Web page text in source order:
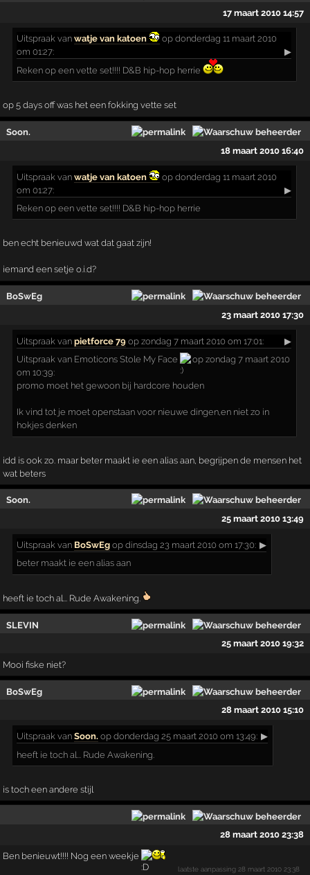
17 maart 2010 14:57
Uitspraak vanwatje van katoen
op donderdag 11 maart 2010
om 01:27:
▶
Reken op een vette set!!!! D&B hip-hop herrie
op 5 days off was het een fokking vette set
Soon.
18 maart 2010 16:40
Uitspraak vanwatje van katoen
op donderdag 11 maart 2010
om 01:27:
▶
Reken op een vette set!!!! D&B hip-hop herrie
ben echt benieuwd wat dat gaat zijn!
iemand een setje o.i.d?
BoSwEg
23 maart 2010 17:30
Uitspraak vanpietforce 79 op zondag 7 maart 2010 om 17:01:
▶
Uitspraak van Emoticons Stole My Face
op zondag 7 maart 2010
om 10:39:
promo moet het gewoon bij hardcore houden
Ik vind tot je moet openstaan voor nieuwe dingen,en niet zo in
hokjes denken
idd is ook zo. maar beter maakt ie een alias aan, begrijpen de mensen het
wat beters
Soon.
25 maart 2010 13:49
Uitspraak van BoSwEg op dinsdag 23 maart 2010 om 17:30: ▶
beter maakt ie een alias aan
heeft ie toch al... Rude Awakening.
SLEVIN
25 maart 2010 19:32
Mooi fiske niet?
BoSwEg
28 maart 2010 15:10
Uitspraak vanSoon. op donderdag 25 maart 2010 om 13:49: ▶
heeft ie toch al... Rude Awakening.
is toch een andere stijl
28 maart 2010 23:38
Ben benieuwt!!!! Nog een weekje
laatste aanpassing 28 maart 2010 23:38